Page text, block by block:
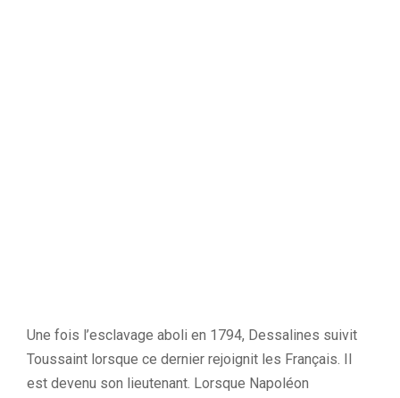
Une fois l’esclavage aboli en 1794, Dessalines suivit
Toussaint lorsque ce dernier rejoignit les Français. Il
est devenu son lieutenant. Lorsque Napoléon